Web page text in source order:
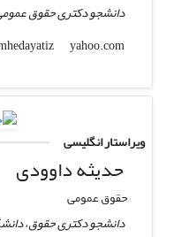
دانشجو دکتری حقوق
mhedayatiz
yahoo.com
ویراستار انگلیسی
حدیثه داوودی
حقوق عمومی
دانشجو دکتری حقوق،